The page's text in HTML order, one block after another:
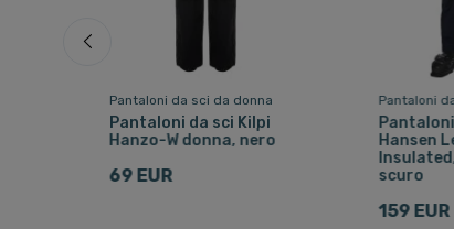
Pantaloni da sci da donna
Pantaloni da sci Kilpi
Hanzo-W donna, nero
69 EUR
Pantaloni
Hansen
scuro
159 EUR